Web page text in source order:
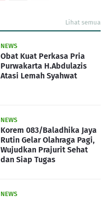
Lihat semua
NEWS
Obat Kuat Perkasa Pria
Purwakarta H.Abdulazis
Atasi Lemah Syahwat
NEWS
Korem 083/Baladhika Jaya
Rutin Gelar Olahraga Pagi,
Wujudkan Prajurit Sehat
dan Siap Tugas
NEWS